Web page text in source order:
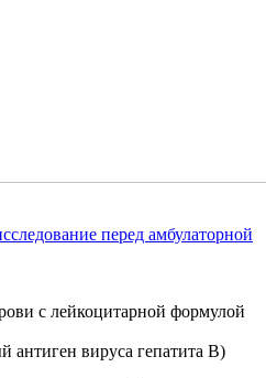
перед амбулаторной
с лейкоцитарной формулой
антиген вируса гепатита В)